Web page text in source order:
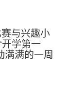
与兴趣小
学第一
满满的一周